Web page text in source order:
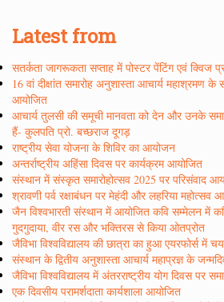
Latest from
सतर्कता जागरूकता सप्ताह में पोस्टर पेंटिंग एवं क्विज
16 वां दीक्षांत समारोह अनुशास्ता आचार्य महाश्रमण के
आयोजित
आचार्य तुलसी की समूची मानवता को देन और उनके
हैं- कुलपति प्रो. बच्छराज दूगड़
राष्ट्रीय सेवा योजना के शिविर का आयोजन
अन्तर्राष्ट्रीय अहिंसा दिवस पर कार्यक्रम आयोजित
संस्थान में संस्कृत समारोहोत्सव 2025 पर परिसंवाद
श्रावणी पर्व रक्षाबंधन पर मेहंदी और लहरिया महोत्सव
जैन विश्वभारती संस्थान में आयोजित कवि सम्मेलन में
गुदगुदाया, वीर रस और भक्तिरस से किया ओतप्रोत
जैविभा विश्वविद्यालय की छात्रा का हुआ एयरफोर्स में
संस्थान के द्वितीय अनुशास्ता आचार्य महाप्रज्ञ के
जैविभा विश्वविद्यालय में अंतरराष्ट्रीय योग दिवस पर
एक दिवसीय परामर्शदाता कार्यशाला आयोजित